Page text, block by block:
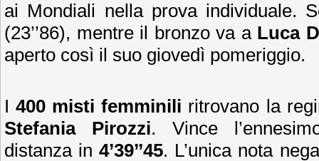
ai Mondiali nella prova individuale.
(23’’86), mentre il bronzo va a Luca
aperto così il suo giovedì pomeriggio.
I400 misti femminili ritrovano la
Stefania Pirozzi. Vince
distanza in4’39’’45. L’unica nota